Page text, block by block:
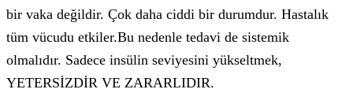
bir vaka değildir. Çok daha ciddi bir durumdur. Hastalık
tüm vücudu etkiler.Bu nedenle tedavi de sistemik
olmalıdır. Sadece insülin seviyesini yükseltmek,
YETERSİZDİR VE ZARARLIDIR.